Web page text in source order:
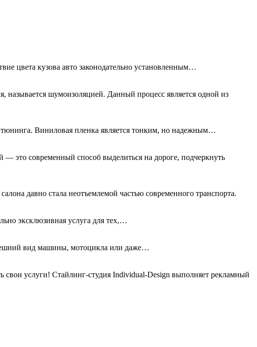
цвета кузова авто законодательно установленным…
шумоизоляцией. Данный процесс является одной из
Виниловая пленка является тонким, но надежным…
это современный способ выделиться на дороге, подчеркнуть
давно стала неотъемлемой частью современного транспорта.
эксклюзивная услуга для тех,…
вид машины, мотоцикла или даже…
услуги! Стайлинг-студия Individual-Design выполняет рекламный